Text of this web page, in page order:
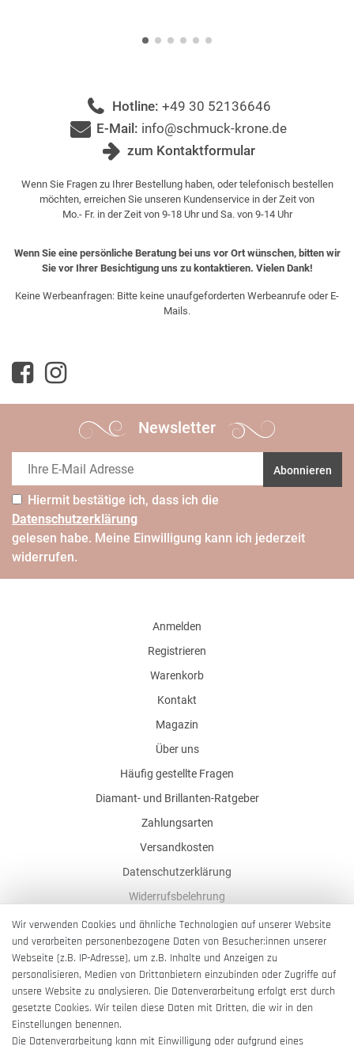
Hotline: +49 30 52136646
E-Mail: info@schmuck-krone.de
zum Kontaktformular
Wenn Sie Fragen zu Ihrer Bestellung haben, oder telefonisch bestellen
möchten, erreichen Sie unseren Kundenservice in der Zeit von
Mo.- Fr. in der Zeit von 9-18 Uhr und Sa. von 9-14 Uhr
Wenn Sie eine persönliche Beratung bei uns vor Ort wünschen, bitten wir
Sie vor Ihrer Besichtigung uns zu kontaktieren. Vielen Dank!
Keine Werbeanfragen: Bitte keine unaufgeforderten Werbeanrufe oder E-
Mails.
Newsletter
Abonnieren
Hiermit bestätige ich, dass ich die
Daten­schutz­erklärung
gelesen habe. Meine Einwilligung kann ich jederzeit
widerrufen.
Anmelden
Registrieren
Warenkorb
Kontakt
Magazin
Über uns
Häufig gestellte Fragen
Diamant- und Brillanten-Ratgeber
Zahlungsarten
Versandkosten
Datenschutzerklärung
Widerrufsbelehrung
AGB
Impressum
Barrierefreiheitserklärung
Wir verwenden Cookies und ähnliche Technologien auf unserer Website
und verarbeiten personenbezogene Daten von Besucher:innen unserer
Webseite (z.B. IP-Adresse), um z.B. Inhalte und Anzeigen zu
personalisieren, Medien von Drittanbietern einzubinden oder Zugriffe auf
unsere Website zu analysieren. Die Datenverarbeitung erfolgt erst durch
gesetzte Cookies. Wir teilen diese Daten mit Dritten, die wir in den
Einstellungen benennen.
Die Datenverarbeitung kann mit Einwilligung oder aufgrund eines